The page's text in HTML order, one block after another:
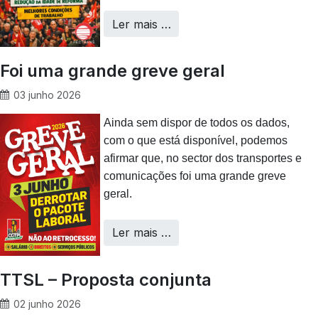
Ler mais …
Foi uma grande greve geral
03 junho 2026
Ainda sem dispor de todos os dados,
com o que está disponível, podemos
afirmar que, no sector dos transportes e
comunicações foi uma grande greve
geral.
Ler mais …
TTSL – Proposta conjunta
02 junho 2026